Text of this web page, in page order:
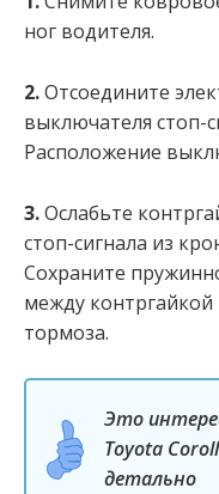
ног водителя.
2.Отсоедините
выключателя стоп-
Расположение
3.Ослабьте
стоп-сигнала из
Сохраните
между
тормоза.
Это
Toyota
детально